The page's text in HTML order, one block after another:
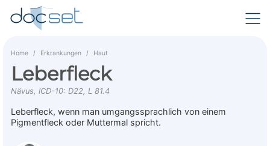
Home Erkrankungen Haut
Leberfleck
Nävus, ICD-10: D22, L 81.4
Leberfleck, wenn man umgangssprachlich von einem
Pigmentfleck oder Muttermal spricht.